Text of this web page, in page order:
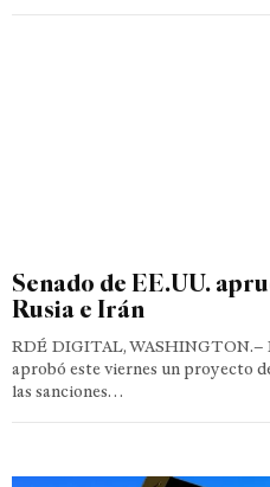
Senado de EE.UU.
Rusia e Irán
RDÉ DIGITAL, WASHINGTON.–
aprobó este viernes un proyecto
las sanciones…